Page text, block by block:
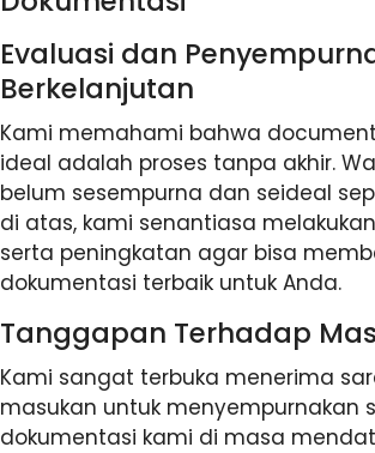
Evaluasi dan
Berkelanjutan
Kami memahami bahwa
ideal adalah proses tanpa akhir.
belum sesempurna dan seideal
di atas, kami senantiasa
serta peningkatan agar bisa
dokumentasi terbaik untuk Anda.
Tanggapan Terhadap
Kami sangat terbuka menerima
masukan untuk menyempurnakan
dokumentasi kami di masa